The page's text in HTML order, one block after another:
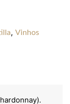
, Vinhos